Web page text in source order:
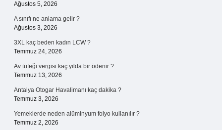
Ağustos 5, 2026
A sınıfı ne anlama gelir ?
Ağustos 3, 2026
3XL kaç beden kadın LCW ?
Temmuz 24, 2026
Av tüfeği vergisi kaç yılda bir ödenir ?
Temmuz 13, 2026
Antalya Otogar Havalimanı kaç dakika ?
Temmuz 3, 2026
Yemeklerde neden alüminyum folyo kullanılır ?
Temmuz 2, 2026